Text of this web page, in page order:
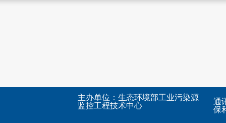
主办单位：生态环境部工业污染源
监控工程技术中心
通
保